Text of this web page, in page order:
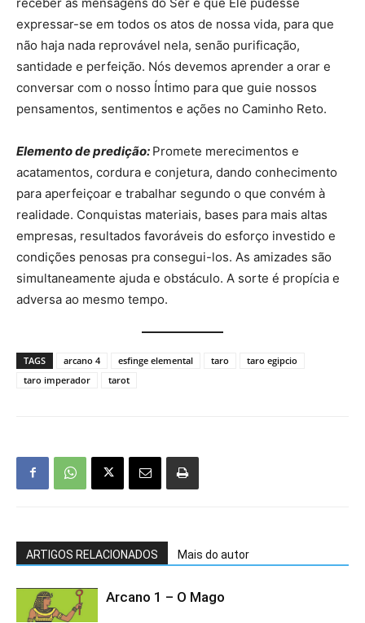
expressar-se em todos os atos de nossa vida, para que
não haja nada reprovável nela, senão purificação,
santidade e perfeição. Nós devemos aprender a orar e
conversar com o nosso Íntimo para que guie nossos
pensamentos, sentimentos e ações no Caminho Reto.
Elemento de predição: Promete merecimentos e
acatamentos, cordura e conjetura, dando conhecimento
para aperfeiçoar e trabalhar segundo o que convém à
realidade. Conquistas materiais, bases para mais altas
empresas, resultados favoráveis do esforço investido e
condições penosas pra consegui-los. As amizades são
simultaneamente ajuda e obstáculo. A sorte é propícia e
adversa ao mesmo tempo.
TAGS arcano 4 esfinge elemental taro
taro egipcio
taro imperador
tarot
ARTIGOS RELACIONADOS Mais do autor
Arcano 1 – O Mago